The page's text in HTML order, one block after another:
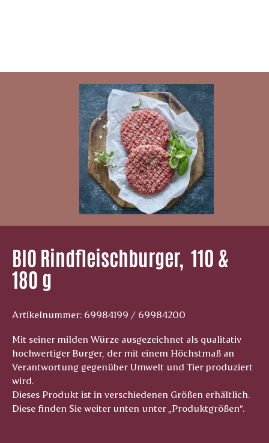
BIO Rindfleischburger, ­ 110 &
180 g
Artikelnummer: 69984199 / 69984200
Mit seiner milden Würze ausgezeichnet als qualitativ
hochwertiger Burger, der mit einem Höchstmaß an
Verantwortung gegenüber Umwelt und Tier produziert
wird.
Dieses Produkt ist in verschiedenen Größen erhältlich.
Diese finden Sie weiter unten unter „Produktgrößen“.